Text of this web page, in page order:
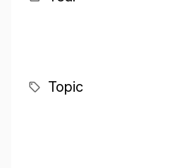
Topic